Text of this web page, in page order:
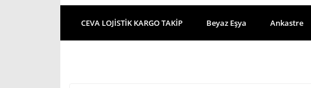
CEVA LOJİSTİK KARGO TAKİP Beyaz Eşya Ankastre